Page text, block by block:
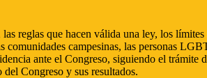
reglas que hacen válida una ley, los
comunidades campesinas, las personas
ante el Congreso, siguiendo el
Congreso y sus resultados.